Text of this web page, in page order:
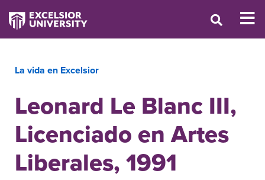
La vida en Excelsior
Leonard Le Blanc III,
Licenciado en Artes
Liberales, 1991